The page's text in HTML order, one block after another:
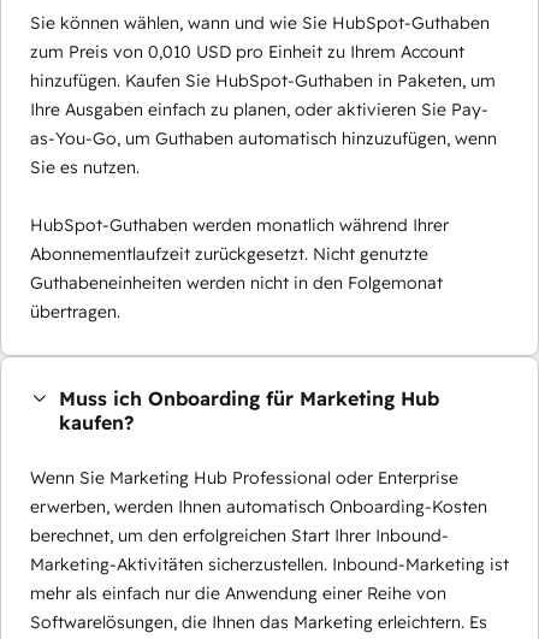
Sie können wählen, wann und wie Sie HubSpot-Guthaben
zum Preis von 0,010 USD pro Einheit zu Ihrem Account
hinzufügen. Kaufen Sie HubSpot-Guthaben in Paketen, um
Ihre Ausgaben einfach zu planen, oder aktivieren Sie Pay-
as-You-Go, um Guthaben automatisch hinzuzufügen, wenn
Sie es nutzen.
HubSpot-Guthaben werden monatlich während Ihrer
Abonnementlaufzeit zurückgesetzt. Nicht genutzte
Guthabeneinheiten werden nicht in den Folgemonat
übertragen.
Muss ich Onboarding für Marketing Hub
kaufen?
Wenn Sie Marketing Hub Professional oder Enterprise
erwerben, werden Ihnen automatisch Onboarding-Kosten
berechnet, um den erfolgreichen Start Ihrer Inbound-
Marketing-Aktivitäten sicherzustellen. Inbound-Marketing ist
mehr als einfach nur die Anwendung einer Reihe von
Softwarelösungen, die Ihnen das Marketing erleichtern. Es